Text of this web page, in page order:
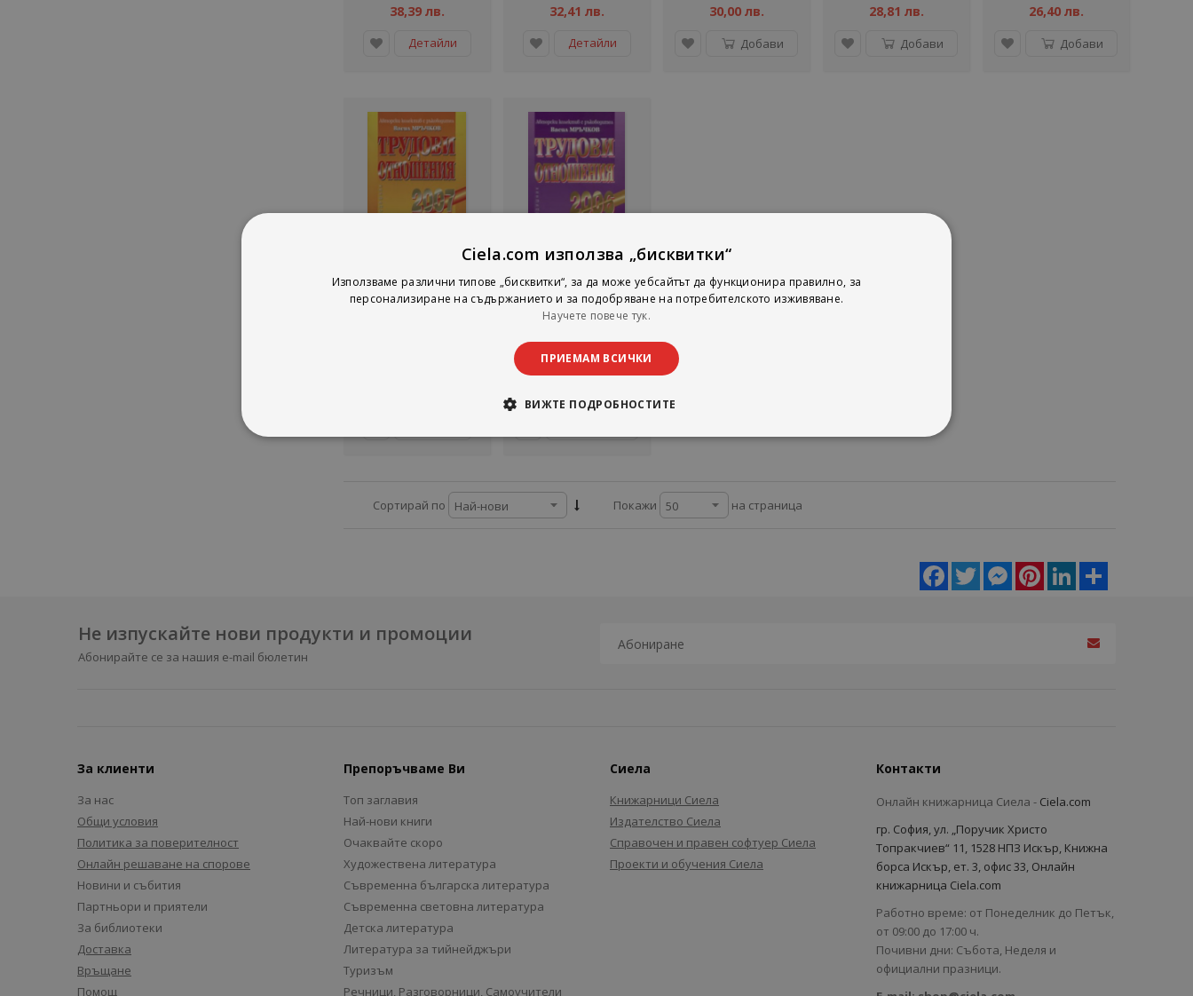
38,39 лв.
Детайли
32,41 лв.
Детайли
30,00 лв.
Добави
28,81 лв.
Добави
26,40 лв.
Добави
2007
2006
Авторски колектив с ръководител Васил Мръчков
рейтинг:
1% 11,66 €
Сортирай по Покажи на страница
Facebook
Twitter MessengerPinterestLinkedIn
Не изпускайте нови продукти и промоции
Абонирайте се за нашия e-mail бюлетин
За клиенти
За нас
Общи условия
Политика за поверителност
Онлайн решаване на спорове
Новини и събития
Партньори и приятели
За библиотеки
Доставка
Връщане
Помощ
Препоръчваме Ви
Топ заглавия
Най-нови книги
Очаквайте скоро
Художествена литература
Съвременна българска литература
Съвременна световна литература
Детска литература
Литература за тийнейджъри
Туризъм
Речници, Разговорници, Самоучители
Сиела
Книжарници Сиела
Издателство Сиела
Справочен и правен софтуер Сиела
Проекти и обучения Сиела
Контакти
Онлайн книжарница Сиела - Ciela.com
гр. София, ул. „Поручик Христо
Топракчиев“ 11, 1528 НПЗ Искър, Книжна
борса Искър, ет. 3, офис 33, Онлайн
книжарница Ciela.com
Работно време: от Понеделник до Петък,
от 09:00 до 17:00 ч.
Почивни дни: Събота, Неделя и
официални празници.
Ciela.com използва „бисквитки“
Използваме различни типове „бисквитки“, за да може уебсайтът да функционира правилно, за
персонализиране на съдържанието и за подобряване на потребителското изживяване.
Научете повече тук.
ПРИЕМАМ ВСИЧКИ
ВИЖТЕ ПОДРОБНОСТИТЕ